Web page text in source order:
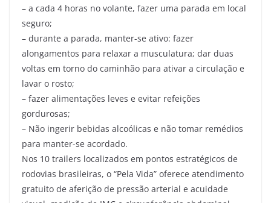
– a cada 4 horas no volante, fazer uma parada em local
seguro;
– durante a parada, manter-se ativo: fazer
alongamentos para relaxar a musculatura; dar duas
voltas em torno do caminhão para ativar a circulação e
lavar o rosto;
– fazer alimentações leves e evitar refeições
gordurosas;
– Não ingerir bebidas alcoólicas e não tomar remédios
para manter-se acordado.
Nos 10 trailers localizados em pontos estratégicos de
rodovias brasileiras, o “Pela Vida” oferece atendimento
gratuito de aferição de pressão arterial e acuidade